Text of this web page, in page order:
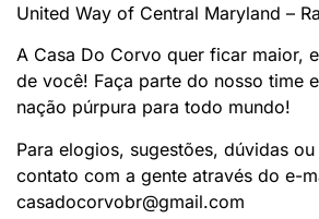
United Way of Central Maryland –
A Casa Do Corvo quer ficar maior,
de você! Faça parte do nosso time
nação púrpura para todo mundo!
Para elogios, sugestões, dúvidas
contato com a gente através do e-
casadocorvobr@gmail.com